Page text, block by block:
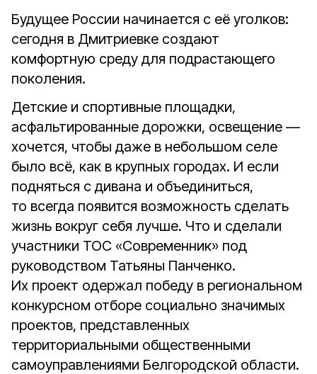
Будущее России начинается с её уголков:
сегодня в Дмитриевке создают
комфортную среду для подрастающего
поколения.
Детские и спортивные площадки,
асфальтированные дорожки, освещение —
хочется, чтобы даже в небольшом селе
было всё, как в крупных городах. И если
подняться с дивана и объединиться,
то всегда появится возможность сделать
жизнь вокруг себя лучше. Что и сделали
участники ТОС «Современник» под
руководством Татьяны Панченко.
Их проект одержал победу в региональном
конкурсном отборе социально значимых
проектов, представленных
территориальными общественными
самоуправлениями Белгородской области.